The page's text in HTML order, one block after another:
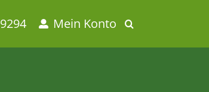
Mein Konto